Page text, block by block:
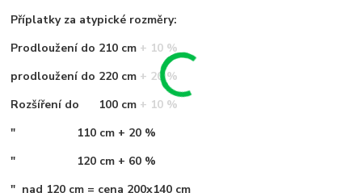
Příplatky za atypické rozměry:
Prodloužení do 210 cm + 10 %
prodloužení do 220 cm + 20 %
Rozšíření do 100 cm + 10 %
" 110 cm + 20 %
" 120 cm + 60 %
" nad 120 cm = cena 200x140 cm